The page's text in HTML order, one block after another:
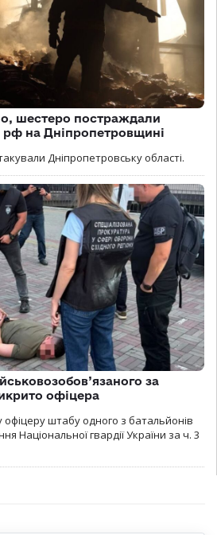
шестеро постраждали
рф на Дніпропетровщині
Дніпропетровську області.
за
офіцера
штабу одного з батальйонів
Національної гвардії України за ч. 3